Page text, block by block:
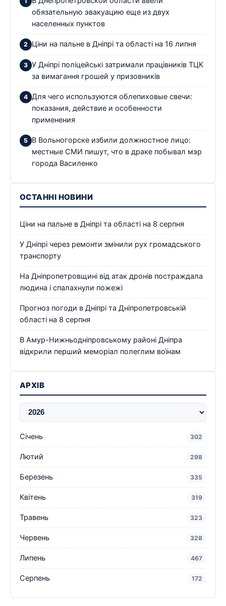
обязательную эвакуацию еще из двух
населенных пунктов
Ціни на пальне в Дніпрі та області на 16 липня
У Дніпрі поліцейські затримали працівників ТЦК
за вимагання грошей у призовників
Для чего используются облепиховые свечи:
показания, действие и особенности
применения
В Вольногорске избили должностное лицо:
местные СМИ пишут, что в драке побывал мэр
города Василенко
ОСТАННІ НОВИНИ
Ціни на пальне в Дніпрі та області на 8 серпня
У Дніпрі через ремонти змінили рух громадського
транспорту
На Дніпропетровщині від атак дронів постраждала
людина і спалахнули пожежі
Прогноз погоди в Дніпрі та Дніпропетровській
області на 8 серпня
В Амур-Нижньодніпровському районі Дніпра
відкрили перший меморіал полеглим воїнам
АРХІВ
Січень 302
Лютий 298
Березень 335
Квітень 319
Травень 323
Червень 328
Липень 467
Серпень 172